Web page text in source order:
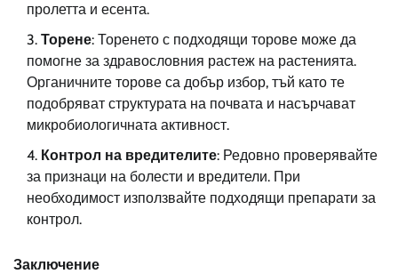
пролетта и есента.
Торене: Торенето с подходящи торове може да
помогне за здравословния растеж на растенията.
Органичните торове са добър избор, тъй като те
подобряват структурата на почвата и насърчават
микробиологичната активност.
Контрол на вредителите: Редовно проверявайте
за признаци на болести и вредители. При
необходимост използвайте подходящи препарати за
контрол.
Заключение